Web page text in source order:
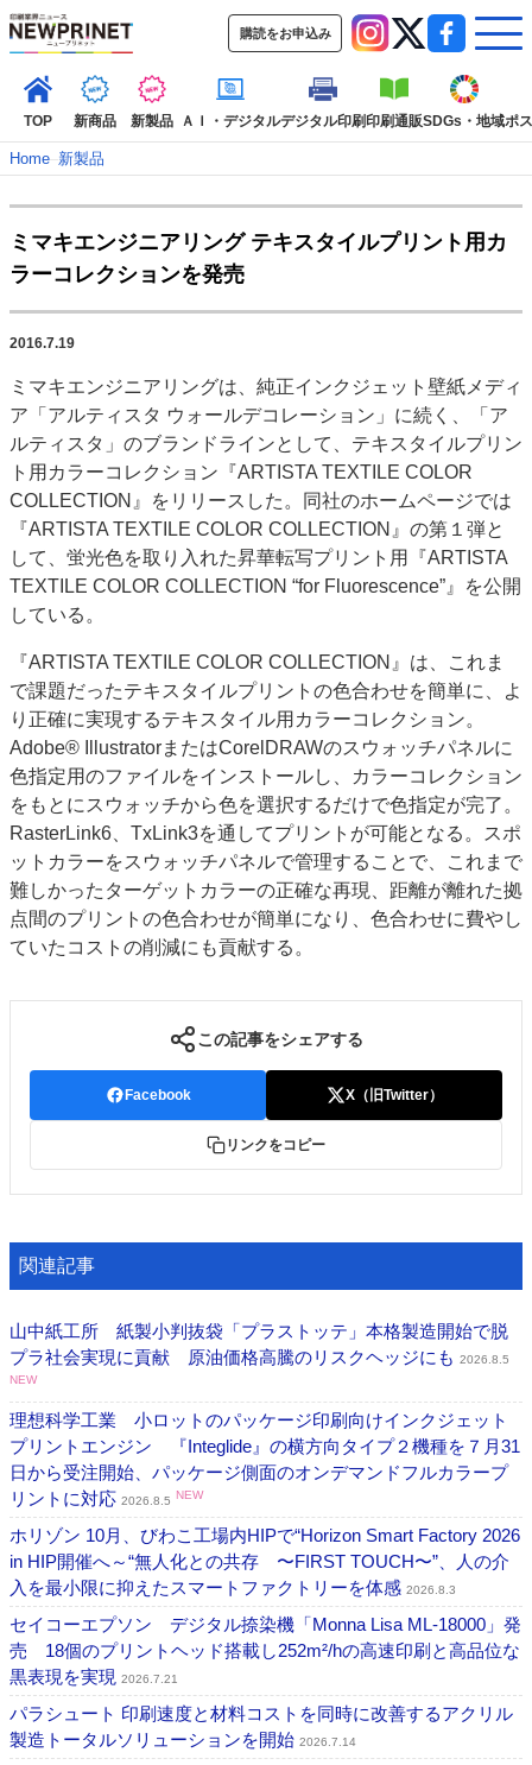
購読をお申込み
TOP 新商品 新製品 ＡＩ・デジタルデジタル印刷印刷通販SDGs・地域ポ
新着記事 特集記事
インタビュー
コレクション
SDGs・地域
ポストプレス ビジネス イベント 信用情報
業界
市場・統計
人事・移転・異動・訃報
特集記事カテゴリー一覧
2022 見える化・MIS特集
特集・デジタル印刷 アイデアで勝負！ ～多様なビジネス・多彩な商材～
JAPAN PACK 2023 特集
中古印刷機・製本機特集
2022 検査・校正特集
特集・デジタル印刷 ～ 新成長軌道を描く
案内
発刊案内
JFPI印刷用語集 印刷機材年鑑
運営
会社案内
購読・購入申し込み
サイトポリシー
お問い合わせ
Home–新製品
ミマキエンジニアリング テキスタイルプリント用カ
ラーコレクションを発売
2016.7.19
ミマキエンジニアリングは、純正インクジェット壁紙メディ
ア「アルティスタ ウォールデコレーション」に続く、「ア
ルティスタ」のブランドラインとして、テキスタイルプリン
ト用カラーコレクション『ARTISTA TEXTILE COLOR
COLLECTION』をリリースした。同社のホームページでは
『ARTISTA TEXTILE COLOR COLLECTION』の第１弾と
して、蛍光色を取り入れた昇華転写プリント用『ARTISTA
TEXTILE COLOR COLLECTION “for Fluorescence”』を公開
している。
『ARTISTA TEXTILE COLOR COLLECTION』は、これま
で課題だったテキスタイルプリントの色合わせを簡単に、よ
り正確に実現するテキスタイル用カラーコレクション。
Adobe® IllustratorまたはCorelDRAWのスウォッチパネルに
色指定用のファイルをインストールし、カラーコレクション
をもとにスウォッチから色を選択するだけで色指定が完了。
RasterLink6、TxLink3を通してプリントが可能となる。スポ
ットカラーをスウォッチパネルで管理することで、これまで
難しかったターゲットカラーの正確な再現、距離が離れた拠
点間のプリントの色合わせが簡単になり、色合わせに費やし
ていたコストの削減にも貢献する。
この記事をシェアする
Facebook X（旧Twitter）
リンクをコピー
関連記事
山中紙工所 紙製小判抜袋「プラストッテ」本格製造開始で脱
プラ社会実現に貢献 原油価格高騰のリスクヘッジにも 2026.8.5
NEW
理想科学工業 小ロットのパッケージ印刷向けインクジェット
プリントエンジン 『Integlide』の横方向タイプ２機種を７月31
日から受注開始、パッケージ側面のオンデマンドフルカラープ
リントに対応 2026.8.5 NEW
ホリゾン 10月、びわこ工場内HIPで“Horizon Smart Factory 2026
in HIP開催へ～“無人化との共存 〜FIRST TOUCH〜”、人の介
入を最小限に抑えたスマートファクトリーを体感 2026.8.3
セイコーエプソン デジタル捺染機「Monna Lisa ML-18000」発
売 18個のプリントヘッド搭載し252m²/hの高速印刷と高品位な
黒表現を実現 2026.7.21
パラシュート 印刷速度と材料コストを同時に改善するアクリル
製造トータルソリューションを開始 2026.7.14